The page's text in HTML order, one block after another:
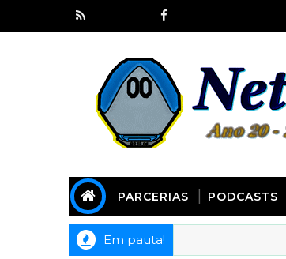
PARCERIAS PODCASTS
Em pauta!